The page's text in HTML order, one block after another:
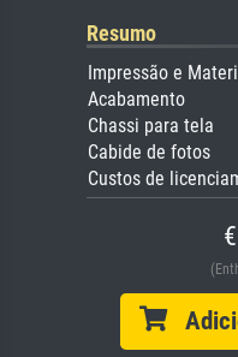
Resumo
Impressão e
Acabamento
Chassi para tela
Cabide de fotos
Custos de